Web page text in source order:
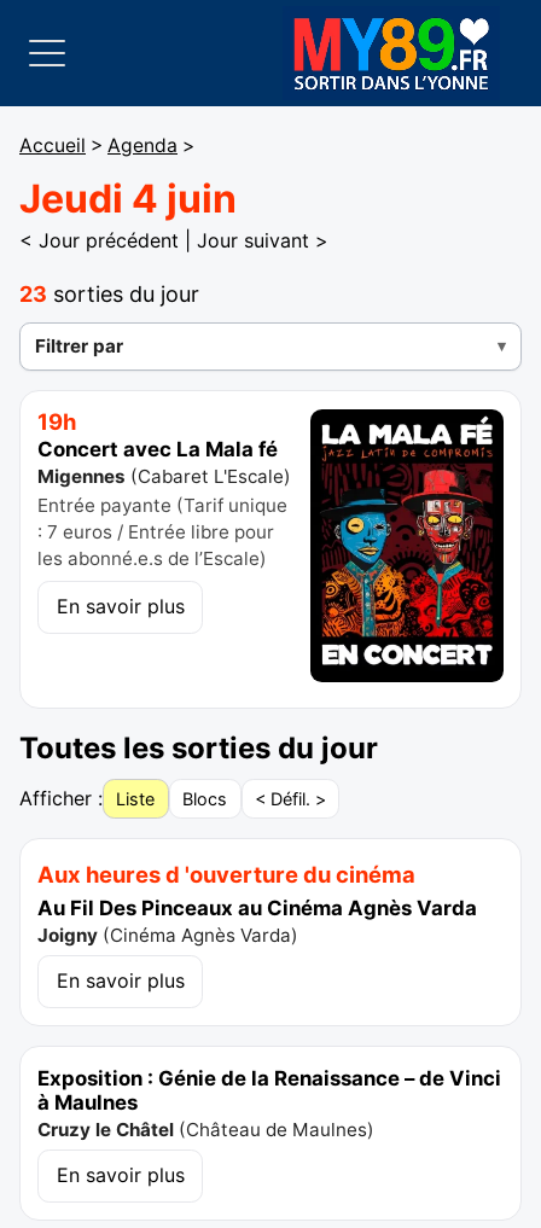
Accueil > Agenda >
Jeudi 4 juin
< Jour précédent Jour suivant >
23 sorties du jour
Filtrer par
19h
Concert avec La Mala fé
Migennes (Cabaret L'Escale)
Entrée payante (Tarif unique
: 7 euros / Entrée libre pour
les abonné.e.s de l’Escale)
En savoir plus
Toutes les sorties du jour
Afficher : Liste Blocs < Défil. >
Aux heures d 'ouverture du cinéma
Au Fil Des Pinceaux au Cinéma Agnès Varda
Joigny (Cinéma Agnès Varda)
En savoir plus
Exposition : Génie de la Renaissance – de Vinci
à Maulnes
Cruzy le Châtel (Château de Maulnes)
En savoir plus